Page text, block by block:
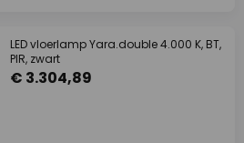
LED vloerlamp Yara.double 4.000 K, BT,
PIR, zwart
€ 3.304,89